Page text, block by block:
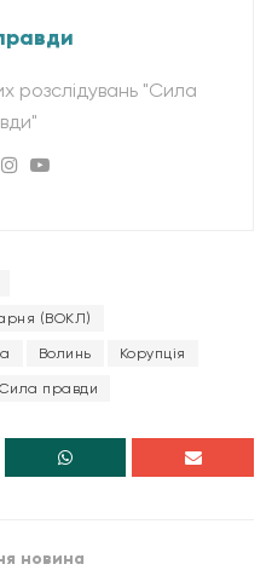
розслідувань "Сила
(ВОКЛ)
Волинь Корупція
Сила правди
новина